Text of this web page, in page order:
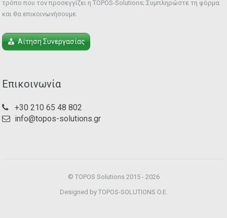
τρόπο που τον προσεγγίζει η TOPOS-Solutions; Συμπληρώστε τη φόρμα
και θα επικοινωνήσουμε.
Αίτηση Συνεργασίας
Επικοινωνία
+30 210 65 48 802
info@topos-solutions.gr
© TOPOS Solutions 2015 - 2026
Designed by TOPOS-SOLUTIONS O.E.